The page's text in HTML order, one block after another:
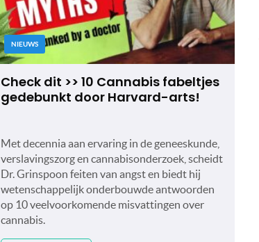
NIEUWS
Check dit >> 10 Cannabis fabeltjes
gedebunkt door Harvard-arts!
Met decennia aan ervaring in de geneeskunde,
verslavingszorg en cannabisonderzoek, scheidt
Dr. Grinspoon feiten van angst en biedt hij
wetenschappelijk onderbouwde antwoorden
op 10 veelvoorkomende misvattingen over
cannabis.